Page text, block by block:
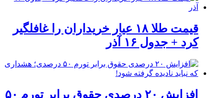
قیمت طلا ۱۸ عیار خریداران را غافلگیر
کرد + جدول ۱۶ آذر
افزایش ۲۰ درصدی حقوق برابر تورم ۵۰